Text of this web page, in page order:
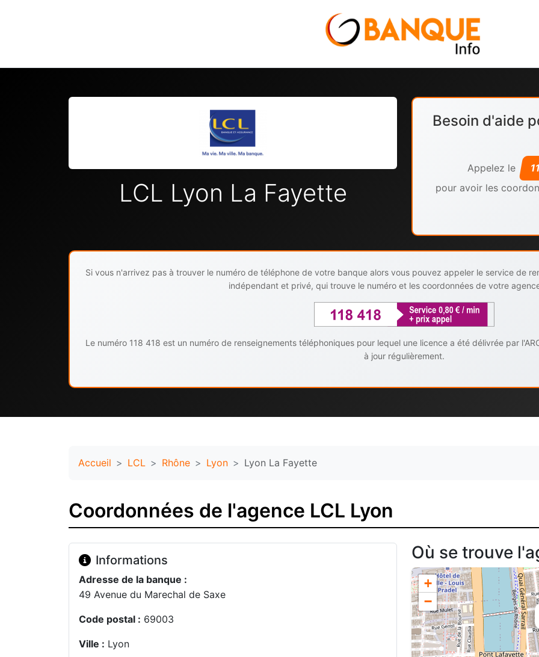
LCL Lyon La Fayette
Besoin d'aide
Appelez le
pour avoir les
Si vous n'arrivez pas à trouver le numéro de téléphone de votre banque alors vous pouvez appeler le service de
indépendant et privé, qui trouve le numéro et les coordonnées de votre
Le numéro 118 418 est un numéro de renseignements téléphoniques pour lequel une licence a été délivrée par
à jour régulièrement.
Accueil LCL Rhône Lyon Lyon La Fayette
Coordonnées de l'agence LCL Lyon
Informations
Adresse de la banque :
49 Avenue du Marechal de Saxe
Code postal : 69003
Ville : Lyon
Où se trouve
+
−